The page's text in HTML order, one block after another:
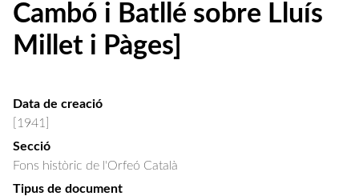
Cambó i Batllé sobre Lluís
Millet i Pàges]
Data de creació
[1941]
Secció
Fons històric de l'Orfeó Català
Tipus de document